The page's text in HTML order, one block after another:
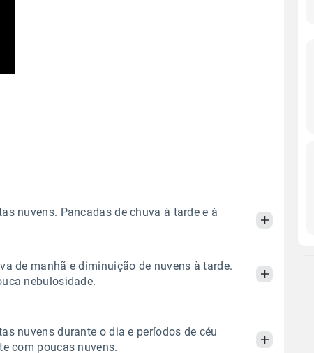
nuvens. Pancadas de chuva à tarde e à
Tarde Noite
3.2mm
47% de chance
de manhã e diminuição de nuvens à tarde.
nebulosidade.
Tarde Noite
nuvens durante o dia e períodos de céu
com poucas nuvens.